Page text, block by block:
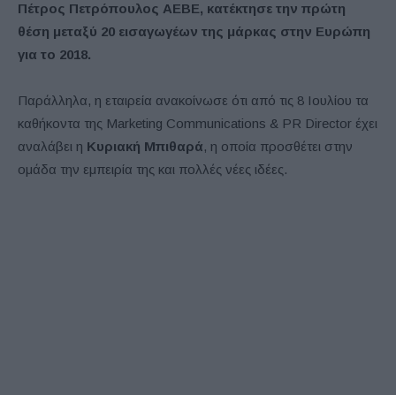
Πέτρος Πετρόπουλος ΑΕΒΕ, κατέκτησε την πρώτη
θέση μεταξύ 20 εισαγωγέων της μάρκας στην Ευρώπη
για το 2018.
Παράλληλα, η εταιρεία ανακοίνωσε ότι από τις 8 Ιουλίου τα
καθήκοντα της Marketing Communications & PR Director έχει
αναλάβει η Κυριακή Μπιθαρά, η οποία προσθέτει στην
ομάδα την εμπειρία της και πολλές νέες ιδέες.